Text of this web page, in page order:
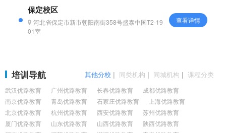
保定校区
河北省保定市新市朝阳南街358号盛泰中国T2-19
01室
查看详情
其他分校 | 同类机构 | 同城机构 | 课程分类
培训导航
武汉优路教育 广州优路教育 长春优路教育
成都优路教育
南京优路教育
青岛优路教育 石家庄优路教育
上海优路教育
北京优路教育
杭州优路教育 西安优路教育
苏州优路教育
厦门优路教育
山东优路教育 山西优路教育
陕西优路教育